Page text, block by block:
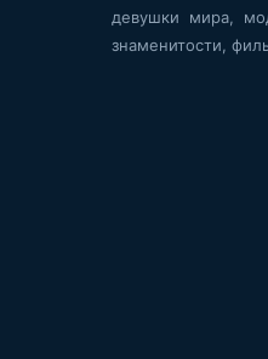
девушки мира,
знаменитости,